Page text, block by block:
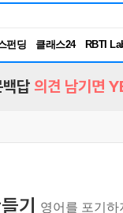
펀딩 클래스24
RBTI
독서유
답 의견 남기면
기 영어를 포기하